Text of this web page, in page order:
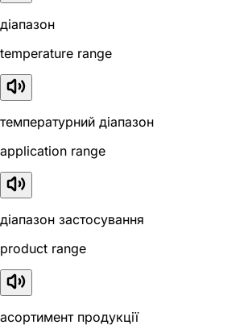
діапазон
temperature range
температурний діапазон
application range
діапазон застосування
product range
асортимент продукції